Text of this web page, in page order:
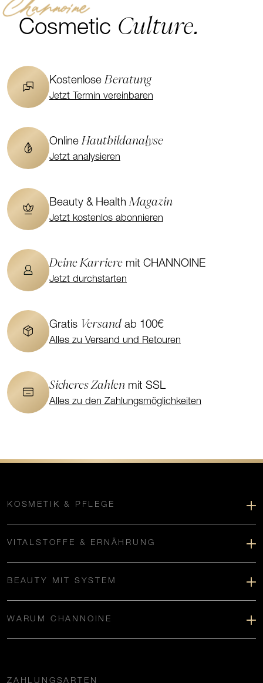
Channoine
Cosmetic Culture.
KostenloseBeratung
Jetzt Termin vereinbaren
OnlineHautbildanalyse
Jetzt analysieren
Beauty & HealthMagazin
Jetzt kostenlos abonnieren
Deine Karriere mit CHANNOINE
Jetzt durchstarten
Gratis Versand ab 100€
Alles zu Versand und Retouren
Sicheres Zahlen mit SSL
Alles zu den Zahlungsmöglichkeiten
KOSMETIK & PFLEGE
VITALSTOFFE & ERNÄHRUNG
BEAUTY MIT SYSTEM
WARUM CHANNOINE
ZAHLUNGSARTEN